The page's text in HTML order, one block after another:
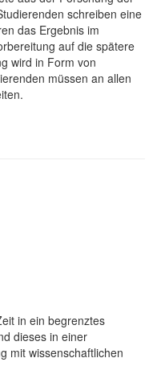
schreiben eine
das Ergebnis im
auf die spätere
wird in Form von
müssen an allen
in ein begrenztes
dieses in einer
mit wissenschaftlichen